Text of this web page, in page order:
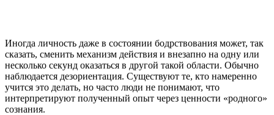
Иногда личность даже в состоянии бодрствования может, так
сказать, сменить механизм действия и внезапно на одну или
несколько секунд оказаться в другой такой области. Обычно
наблюдается дезориентация. Существуют те, кто намеренно
учится это делать, но часто люди не понимают, что
интерпретируют полученный опыт через ценности «родного»
сознания.